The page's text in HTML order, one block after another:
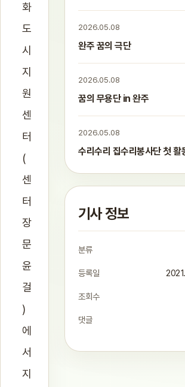
화
도
시
지
원
센
터
(
센
터
장
문
윤
걸
)
에
서
지
2026.05.08
완주 꿈의 극단
2026.05.08
꿈의 무용단 in 완주
2026.05.08
수리수리 집수리봉사단 첫 활
기사 정보
분류
등록일
조회수
댓글